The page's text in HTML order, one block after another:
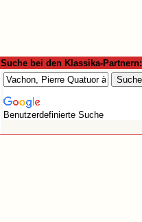
Suche bei den Klassika-Partnern:
Benutzerdefinierte Suche